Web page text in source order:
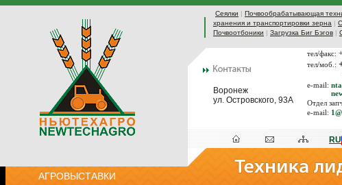
Сеялки | Почвообрабатывающая
хранения и транспортировки зерна |
Почвоотбоники | Загрузка Биг Бэгов |
Воронеж
ул. Островского, 93А
тел/факс:
тел/моб.:
e-mail:
Отдел
e-mail:
АГРОВЫСТАВКИ
RU